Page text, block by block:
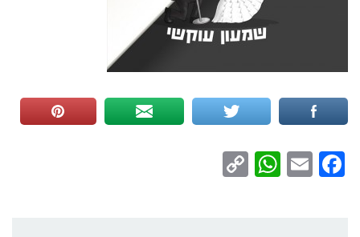
Facebook
Email
WhatsApp